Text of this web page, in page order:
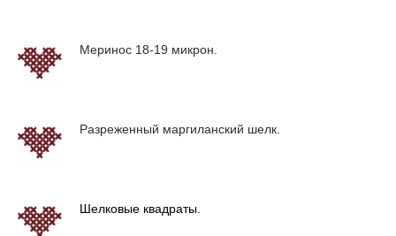
Меринос 18-19 микрон.
Разреженный маргиланский шелк.
Шелковые квадраты.